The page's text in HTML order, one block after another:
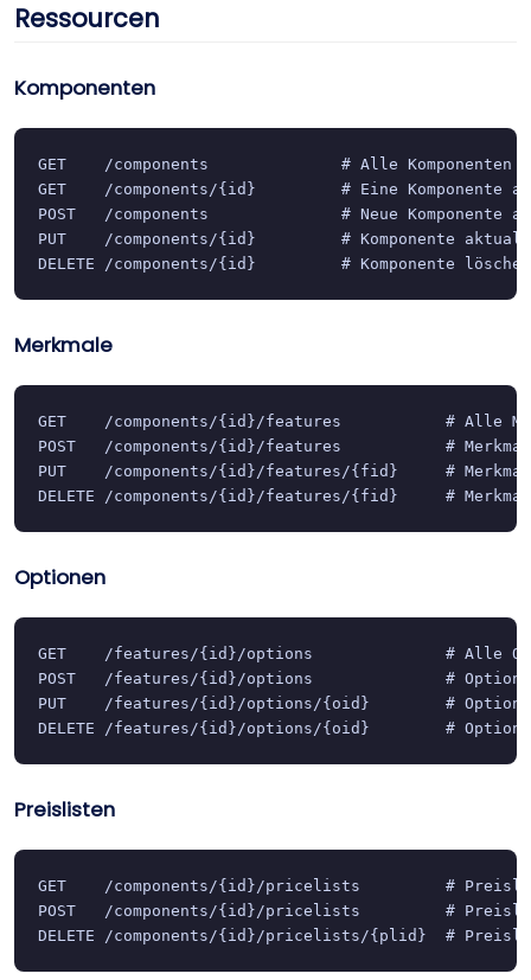
Ressourcen
Komponenten
GET    /components              # Alle Komponenten
GET    /components/{id}         # Eine Komponente
POST   /components              # Neue Komponente
PUT    /components/{id}         # Komponente
DELETE /components/{id}         # Komponente löschen
Merkmale
GET    /components/{id}/features           # Alle
POST   /components/{id}/features           # Merkmal
PUT    /components/{id}/features/{fid}     #
DELETE /components/{id}/features/{fid}     #
Optionen
GET    /features/{id}/options              # Alle
POST   /features/{id}/options              # Option
PUT    /features/{id}/options/{oid}        # Option
DELETE /features/{id}/options/{oid}        # Option
Preislisten
GET    /components/{id}/pricelists         #
POST   /components/{id}/pricelists         #
DELETE /components/{id}/pricelists/{plid}  #